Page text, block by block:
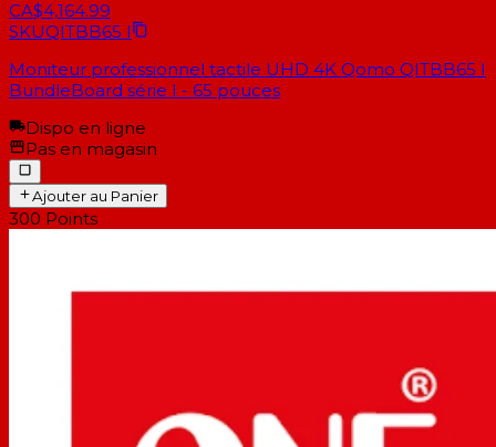
CA$4,164.99
SKUQITBB65 I
Moniteur professionnel tactile UHD 4K Qomo QITBB65 I
BundleBoard série I - 65 pouces
Dispo en ligne
Pas en magasin
Ajouter au Panier
300 Points